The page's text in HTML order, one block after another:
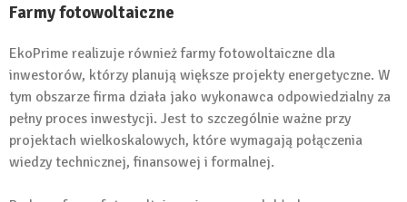
Farmy fotowoltaiczne
EkoPrime realizuje również farmy fotowoltaiczne dla
inwestorów, którzy planują większe projekty energetyczne. W
tym obszarze firma działa jako wykonawca odpowiedzialny za
pełny proces inwestycji. Jest to szczególnie ważne przy
projektach wielkoskalowych, które wymagają połączenia
wiedzy technicznej, finansowej i formalnej.